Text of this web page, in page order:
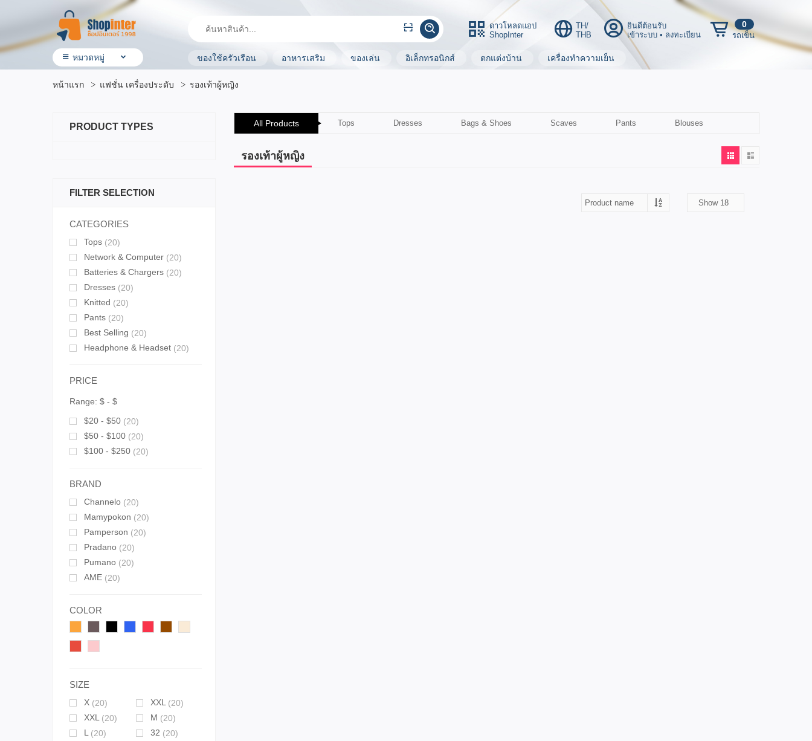
ดาวโหลดแอป
ShopInter
TH/
THB
ยินดีต้อนรับ
เข้าระบบ • ลงทะเบียน
0
รถเข็น
หมวดหมู่
• โรงแรมและบริการ
• ผลิตภัณฑ์ทางการเกษตร
• สุขภาพและความงาม
• บ้าน ที่ดิน & ผลิตภัณฑ์ของใช้
• แฟชั่น เครื่องประดับ
• กีฬาและ การเดินทาง
• ยานยนต์ & อุปกรณ์เสริม
ของใช้ครัวเรือน อาหารเสริม ของเล่น อิเล็กทรอนิกส์ ตกแต่งบ้าน เครื่องทำความเย็น
หน้าแรก แฟชั่น เครื่องประดับ รองเท้าผู้หญิง
All Products Tops Dresses Bags & Shoes Scaves Pants Blouses
รองเท้าผู้หญิง
PRODUCT TYPES
FILTER SELECTION
CATEGORIES
Tops (20)
Network & Computer (20)
Batteries & Chargers (20)
Dresses (20)
Knitted (20)
Pants (20)
Best Selling (20)
Headphone & Headset (20)
PRICE
Range: $ - $
$20 - $50 (20)
$50 - $100 (20)
$100 - $250 (20)
BRAND
Channelo (20)
Mamypokon (20)
Pamperson (20)
Pradano (20)
Pumano (20)
AME (20)
COLOR
SIZE
X (20) XXL (20)
XXL (20) M (20)
L (20) 32 (20)